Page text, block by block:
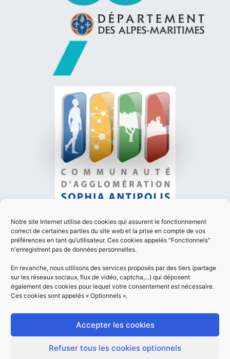
Notre site Internet utilise des cookies qui assurent le fonctionnement
correct de certaines parties du site web et la prise en compte de vos
préférences en tant qu’utilisateur. Ces cookies appelés "Fonctionnels"
n'enregistrent pas de données personnelles.
En revanche, nous utilisons des services proposés par des tiers (partage
sur les réseaux sociaux, flux de vidéo, captcha,...) qui déposent
également des cookies pour lequel votre consentement est nécessaire.
Ces cookies sont appelés « Optionnels ».
Accepter les cookies
Refuser tous les cookies optionnels
PLAN DU SITE
MENTIONS LÉGALES
POLITIQUE DE CONFIDENTIALITÉ
ACCESSIBILITÉ
Réalisation